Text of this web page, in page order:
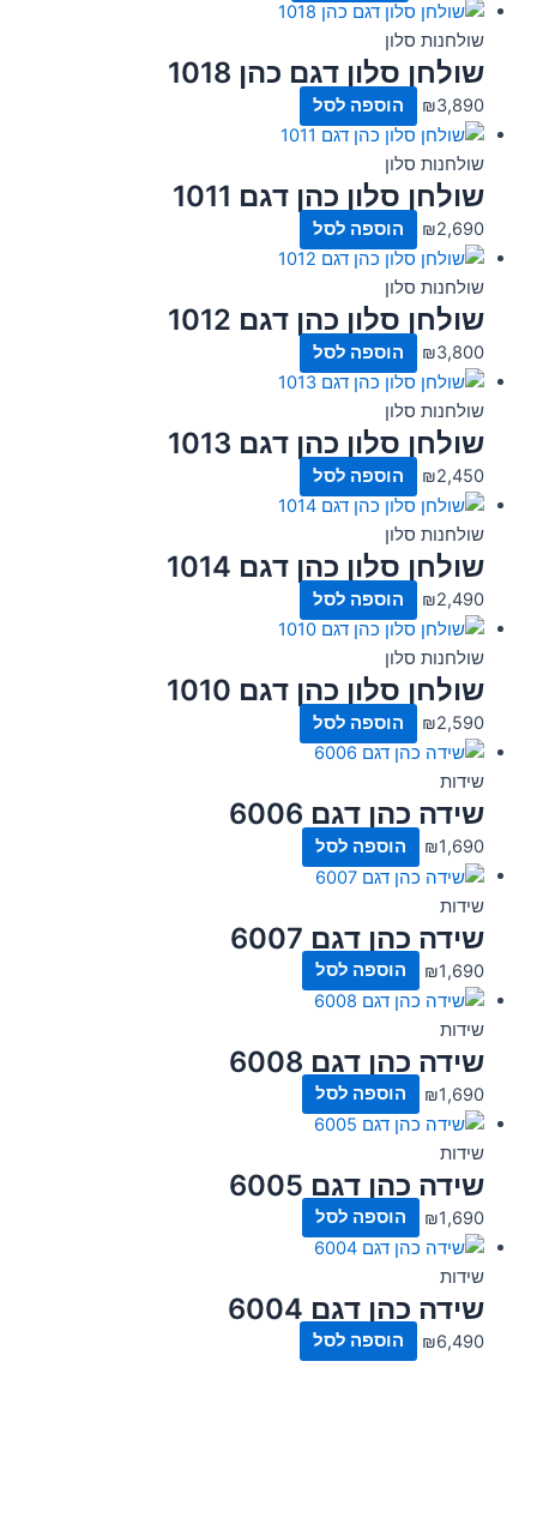
שולחנות סלון
שולחן סלון דגם כהן 1018
₪3,890 הוספה לסל
שולחנות סלון
שולחן סלון כהן דגם 1011
₪2,690 הוספה לסל
שולחנות סלון
שולחן סלון כהן דגם 1012
₪3,800 הוספה לסל
שולחנות סלון
שולחן סלון כהן דגם 1013
₪2,450 הוספה לסל
שולחנות סלון
שולחן סלון כהן דגם 1014
₪2,490 הוספה לסל
שולחנות סלון
שולחן סלון כהן דגם 1010
₪2,590 הוספה לסל
שידות
שידה כהן דגם 6006
₪1,690 הוספה לסל
שידות
שידה כהן דגם 6007
₪1,690 הוספה לסל
שידות
שידה כהן דגם 6008
₪1,690 הוספה לסל
שידות
שידה כהן דגם 6005
₪1,690 הוספה לסל
שידות
שידה כהן דגם 6004
₪6,490 הוספה לסל